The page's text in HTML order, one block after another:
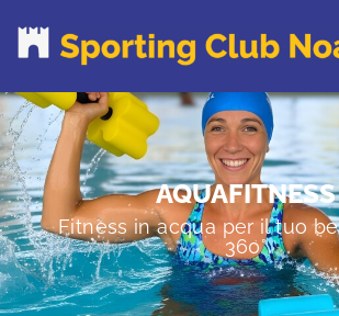
PROVA IL CLUB
CORSI
ORARI
CENTRI ESTIVI
NEWS DAL BLOG
AQUAFITNESS
Fitness in acqua per il tuo
360°